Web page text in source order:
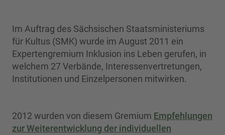
Im Auftrag des Sächsischen Staatsministeriums
für Kultus (SMK) wurde im August 2011 ein
Expertengremium Inklusion ins Leben gerufen, in
welchem 27 Verbände, Interessenvertretungen,
Institutionen und Einzelpersonen mitwirken.
2012 wurden von diesem Gremium Empfehlungen
zur Weiterentwicklung der individuellen